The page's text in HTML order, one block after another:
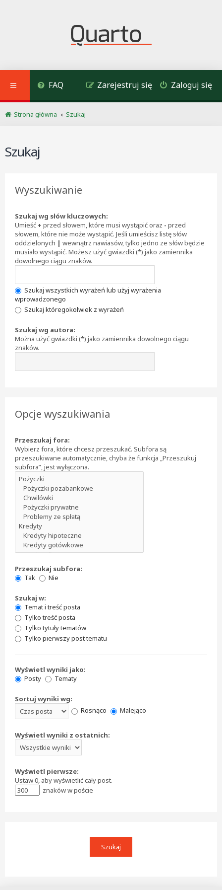
FAQ Zaloguj się
Zarejestruj się
Strona główna Szukaj
Szukaj
Wyszukiwanie
Szukaj wg słów kluczowych:
Umieść + przed słowem, które musi wystąpić oraz - przed
słowem, które nie może wystąpić. Jeśli umieścisz listę słów
oddzielonych | wewnątrz nawiasów, tylko jedno ze słów będzie
musiało wystąpić. Możesz użyć gwiazdki (*) jako zamiennika
dowolnego ciągu znaków.
Szukaj wszystkich wyrażeń lub użyj wyrażenia
wprowadzonego
Szukaj któregokolwiek z wyrażeń
Szukaj wg autora:
Można użyć gwiazdki (*) jako zamiennika dowolnego ciągu
znaków.
Opcje wyszukiwania
Przeszukaj fora:
Wybierz fora, które chcesz przeszukać. Subfora są
przeszukiwane automatycznie, chyba że funkcja „Przeszukuj
subfora”, jest wyłączona.
Przeszukaj subfora:
Tak
Nie
Szukaj w:
Temat i treść posta
Tylko treść posta
Tylko tytuły tematów
Tylko pierwszy post tematu
Wyświetl wyniki jako:
Posty
Tematy
Sortuj wyniki wg:
Rosnąco
Malejąco
Wyświetl wyniki z ostatnich:
Wyświetl pierwsze:
Ustaw 0, aby wyświetlić cały post.
znaków w poście